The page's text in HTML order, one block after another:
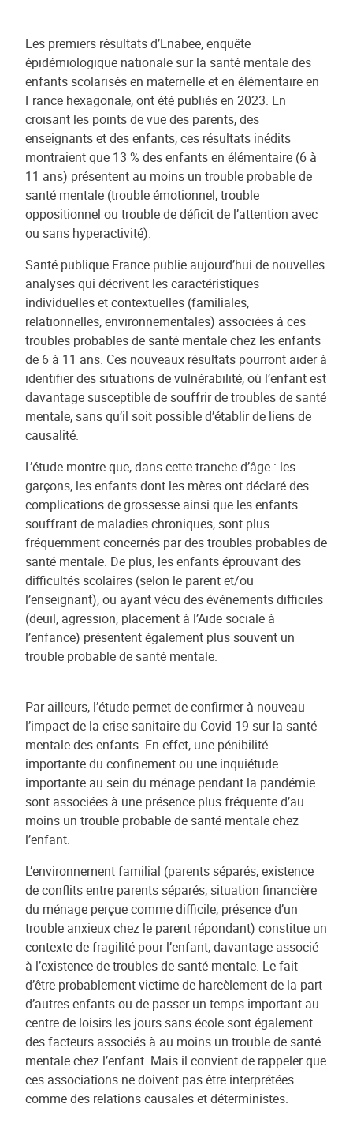
Les premiers résultats d’Enabee, enquête
épidémiologique nationale sur la santé mentale des
enfants scolarisés en maternelle et en élémentaire en
France hexagonale, ont été publiés en 2023. En
croisant les points de vue des parents, des
enseignants et des enfants, ces résultats inédits
montraient que 13 % des enfants en élémentaire (6 à
11 ans) présentent au moins un trouble probable de
santé mentale (trouble émotionnel, trouble
oppositionnel ou trouble de déficit de l’attention avec
ou sans hyperactivité).
Santé publique France publie aujourd’hui de nouvelles
analyses qui décrivent les caractéristiques
individuelles et contextuelles (familiales,
relationnelles, environnementales) associées à ces
troubles probables de santé mentale chez les enfants
de 6 à 11 ans. Ces nouveaux résultats pourront aider à
identifier des situations de vulnérabilité, où l’enfant est
davantage susceptible de souffrir de troubles de santé
mentale, sans qu’il soit possible d’établir de liens de
causalité.
L’étude montre que, dans cette tranche d’âge : les
garçons, les enfants dont les mères ont déclaré des
complications de grossesse ainsi que les enfants
souffrant de maladies chroniques, sont plus
fréquemment concernés par des troubles probables de
santé mentale. De plus, les enfants éprouvant des
difficultés scolaires (selon le parent et/ou
l’enseignant), ou ayant vécu des événements difficiles
(deuil, agression, placement à l’Aide sociale à
l’enfance) présentent également plus souvent un
trouble probable de santé mentale.
Par ailleurs, l’étude permet de confirmer à nouveau
l’impact de la crise sanitaire du Covid-19 sur la santé
mentale des enfants. En effet, une pénibilité
importante du confinement ou une inquiétude
importante au sein du ménage pendant la pandémie
sont associées à une présence plus fréquente d’au
moins un trouble probable de santé mentale chez
l’enfant.
L’environnement familial (parents séparés, existence
de conflits entre parents séparés, situation financière
du ménage perçue comme difficile, présence d’un
trouble anxieux chez le parent répondant) constitue un
contexte de fragilité pour l’enfant, davantage associé
à l’existence de troubles de santé mentale. Le fait
d’être probablement victime de harcèlement de la part
d’autres enfants ou de passer un temps important au
centre de loisirs les jours sans école sont également
des facteurs associés à au moins un trouble de santé
mentale chez l’enfant. Mais il convient de rappeler que
ces associations ne doivent pas être interprétées
comme des relations causales et déterministes.